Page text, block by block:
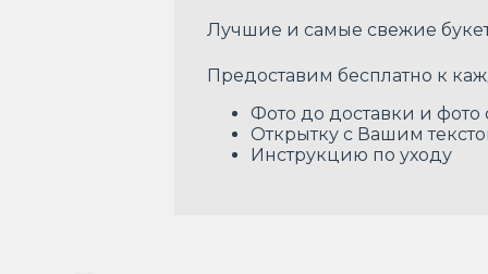
Лучшие и самые свежие
Предоставим бесплатно к
Фото до доставки и фото
Открытку с Вашим
Инструкцию по уходу